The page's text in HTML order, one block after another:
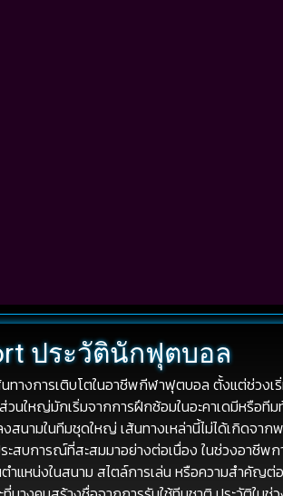
ประวัตินักฟุตบอล
ทางการเติบโตในอาชีพกีฬาฟุตบอล ตั้งแต่ช่วงเริ่
นใหญ่มักเริ่มจากการฝึกซ้อมในอะคาเดมีหรือ
งสนามในทีมชุดใหญ่ เส้นทางเหล่านี้ไม่ได้เกิดจา
ะสบการณ์ที่สะสมมาอย่างต่อเนื่อง ในช่วงอาชีพก
ตำแหน่งในสนาม สไตล์การเล่น หรือความสำคัญ